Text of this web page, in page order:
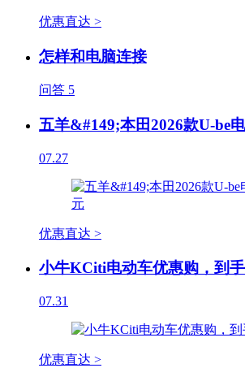
优惠直达 >
怎样和电脑连接
问答 5
五羊&#149;本田2026款U-be
07.27
优惠直达 >
小牛KCiti电动车优惠购，到
07.31
优惠直达 >